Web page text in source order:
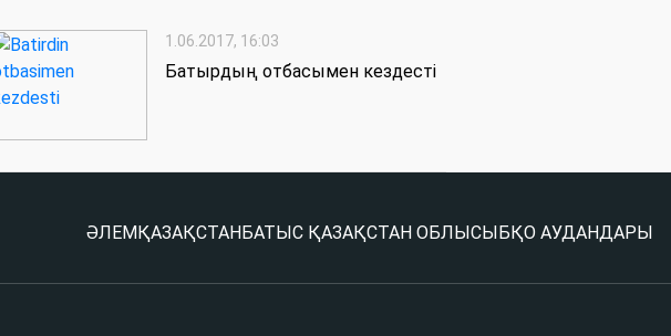
1.06.2017, 16:03
Батырдың отбасымен кездесті
ӘЛЕМ ҚАЗАҚСТАН БАТЫС ҚАЗАҚСТАН ОБЛЫСЫ БҚО АУДАНДАРЫ